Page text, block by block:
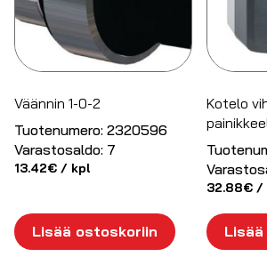
Väännin 1-0-2
Tuotenumero: 2320596
Varastosaldo: 7
13.42€ / kpl
Lisää ostoskoriin
Kotelo
32.88€ /